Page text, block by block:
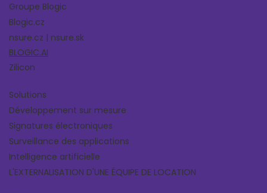
Groupe Blogic
Blogic.cz
nsure.cz | nsure.sk
BLOGIC.AI
Zilicon
Solutions
Développement sur mesure
Signatures électroniques
Surveillance des applications
L'EXTERNALISATION D'UNE ÉQUIPE DE LOCATION
Intelligence artificielle